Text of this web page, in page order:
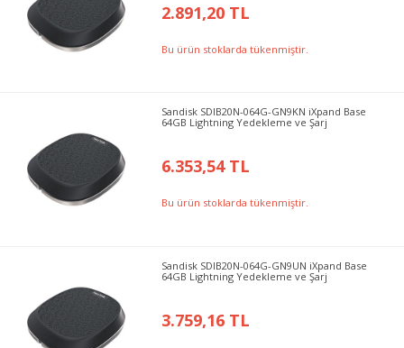
2.891,20 TL
Bu ürün stoklarda tükenmiştir.
Sandisk SDIB20N-064G-GN9KN iXpand Base
64GB Lightning Yedekleme ve Şarj
6.353,54 TL
Bu ürün stoklarda tükenmiştir.
Sandisk SDIB20N-064G-GN9UN iXpand Base
64GB Lightning Yedekleme ve Şarj
3.759,16 TL